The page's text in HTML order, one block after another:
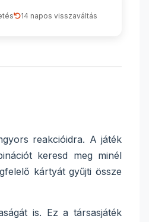
14 napos visszaváltás
reakcióidra. A játék
keresd meg minél
kártyát gyűjti össze
is. Ez a társasjáték